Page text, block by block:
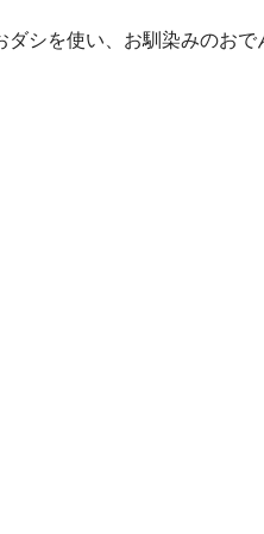
ダシを使い、お馴染みのおで